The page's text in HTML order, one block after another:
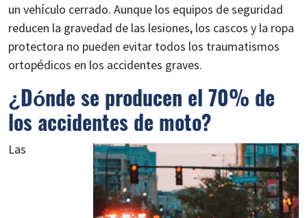
un vehículo cerrado. Aunque los equipos de seguridad
reducen la gravedad de las lesiones, los cascos y la ropa
protectora no pueden evitar todos los traumatismos
ortopédicos en los accidentes graves.
¿Dónde se producen el 70% de
los accidentes de moto?
Las